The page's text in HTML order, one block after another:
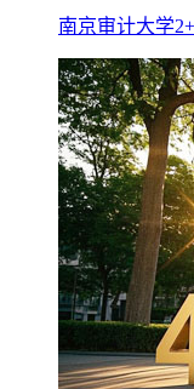
南京审计大学